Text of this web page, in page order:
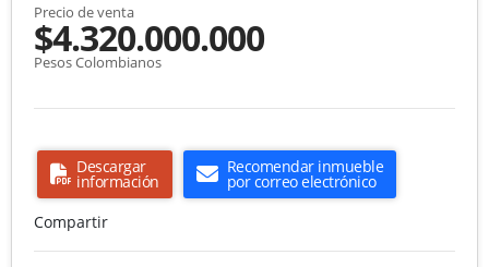
Precio de venta
$4.320.000.000
Pesos Colombianos
Descargar
información
Recomendar inmueble
por correo electrónico
Compartir